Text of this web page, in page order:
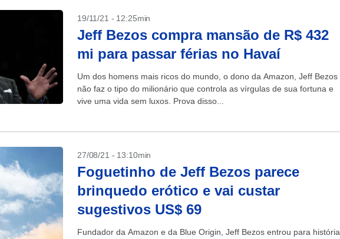
19/11/21 - 12:25min
Jeff Bezos compra mansão de R$ 432
mi para passar férias no Havaí
Um dos homens mais ricos do mundo, o dono da Amazon, Jeff Bezos
não faz o tipo do milionário que controla as vírgulas de sua fortuna e
vive uma vida sem luxos. Prova disso...
27/08/21 - 13:10min
Foguetinho de Jeff Bezos parece
brinquedo erótico e vai custar
sugestivos US$ 69
Fundador da Amazon e da Blue Origin, Jeff Bezos entrou para história